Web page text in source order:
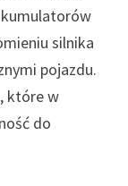
silnika
pojazdu.
które w
do